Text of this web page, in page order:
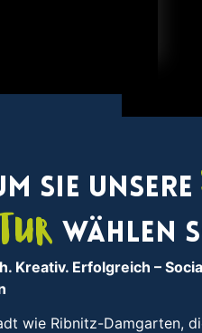
Sie unsere
wählen
Kreativ. Erfolgreich–
wie Ribnitz-Damgarten,